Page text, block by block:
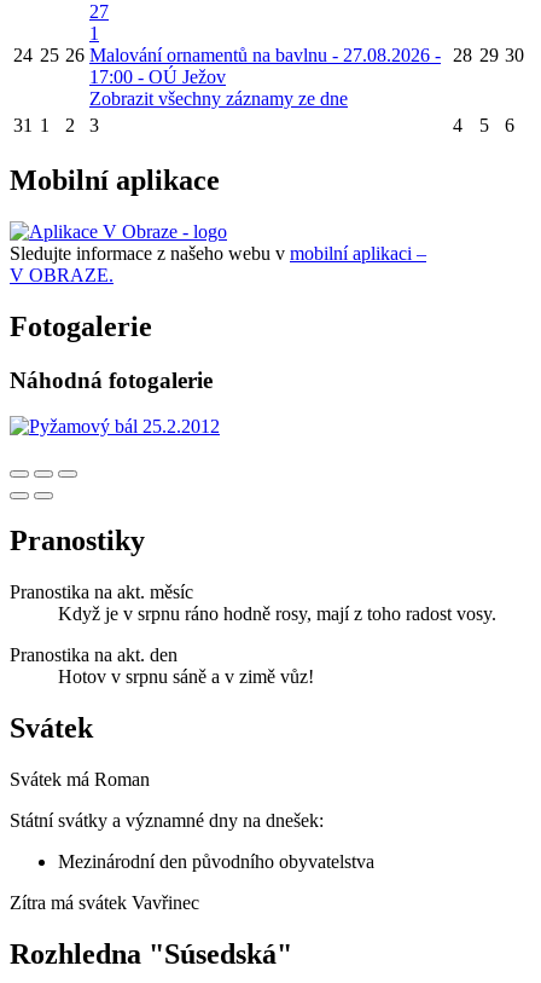
24 25 26
27
1
Malování ornamentů na bavlnu - 27.08.2026 -
17:00 - OÚ Ježov
Zobrazit všechny záznamy ze dne
28 29 30
31 1 2 3 4 5 6
Mobilní aplikace
Sledujte informace z našeho webu v mobilní aplikaci –
V OBRAZE.
Fotogalerie
Náhodná fotogalerie
Pranostiky
Pranostika na akt. měsíc
Když je v srpnu ráno hodně rosy, mají z toho radost vosy.
Pranostika na akt. den
Hotov v srpnu sáně a v zimě vůz!
Svátek
Svátek má Roman
Státní svátky a významné dny na dnešek:
Mezinárodní den původního obyvatelstva
Zítra má svátek Vavřinec
Rozhledna "Súsedská"